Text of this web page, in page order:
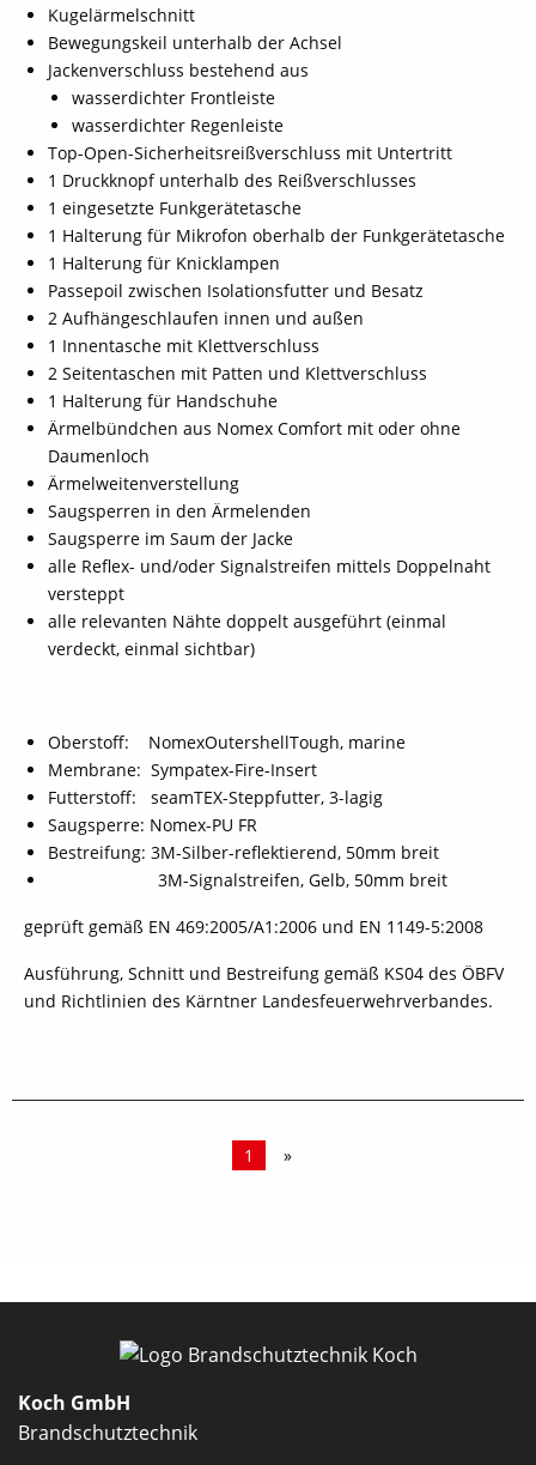
Kugelärmelschnitt
Bewegungskeil unterhalb der Achsel
Jackenverschluss bestehend aus
wasserdichter Frontleiste
wasserdichter Regenleiste
Top-Open-Sicherheitsreißverschluss mit Untertritt
1 Druckknopf unterhalb des Reißverschlusses
1 eingesetzte Funkgerätetasche
1 Halterung für Mikrofon oberhalb der Funkgerätetasche
1 Halterung für Knicklampen
Passepoil zwischen Isolationsfutter und Besatz
2 Aufhängeschlaufen innen und außen
1 Innentasche mit Klettverschluss
2 Seitentaschen mit Patten und Klettverschluss
1 Halterung für Handschuhe
Ärmelbündchen aus Nomex Comfort mit oder ohne
Daumenloch
Ärmelweitenverstellung
Saugsperren in den Ärmelenden
Saugsperre im Saum der Jacke
alle Reflex- und/oder Signalstreifen mittels Doppelnaht
versteppt
alle relevanten Nähte doppelt ausgeführt (einmal
verdeckt, einmal sichtbar)
Oberstoff: NomexOutershellTough, marine
Membrane: Sympatex-Fire-Insert
Futterstoff: seamTEX-Steppfutter, 3-lagig
Saugsperre: Nomex-PU FR
Bestreifung: 3M-Silber-reflektierend, 50mm breit
3M-Signalstreifen, Gelb, 50mm breit
geprüft gemäß EN 469:2005/A1:2006 und EN 1149-5:2008
Ausführung, Schnitt und Bestreifung gemäß KS04 des ÖBFV
und Richtlinien des Kärntner Landesfeuerwehrverbandes.
1 »
Koch GmbH
Brandschutztechnik